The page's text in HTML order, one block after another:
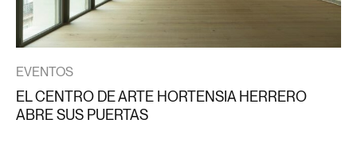
EVENTOS
EL CENTRO DE ARTE HORTENSIA HERRERO
ABRE SUS PUERTAS